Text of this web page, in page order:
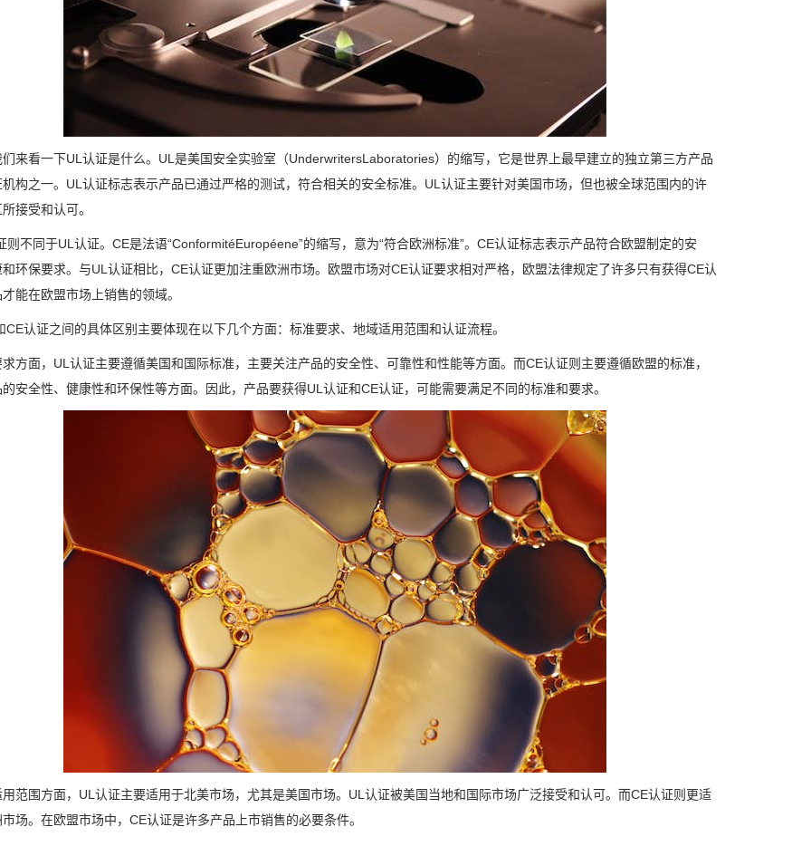
来看一下UL认证是什么。UL是美国安全实验室（UnderwritersLaboratories）的缩写，它是世界上最早建立的独立第三方产品
机构之一。UL认证标志表示产品已通过严格的测试，符合相关的安全标准。UL认证主要针对美国市场，但也被全球范围内的许
接受和认可。
则不同于UL认证。CE是法语“ConformitéEuropéene”的缩写，意为“符合欧洲标准”。CE认证标志表示产品符合欧盟制定的安
环保要求。与UL认证相比，CE认证更加注重欧洲市场。欧盟市场对CE认证要求相对严格，欧盟法律规定了许多只有获得CE认
能在欧盟市场上销售的领域。
CE认证之间的具体区别主要体现在以下几个方面：标准要求、地域适用范围和认证流程。
方面，UL认证主要遵循美国和国际标准，主要关注产品的安全性、可靠性和性能等方面。而CE认证则主要遵循欧盟的标准，
安全性、健康性和环保性等方面。因此，产品要获得UL认证和CE认证，可能需要满足不同的标准和要求。
范围方面，UL认证主要适用于北美市场，尤其是美国市场。UL认证被美国当地和国际市场广泛接受和认可。而CE认证则更适
场。在欧盟市场中，CE认证是许多产品上市销售的必要条件。